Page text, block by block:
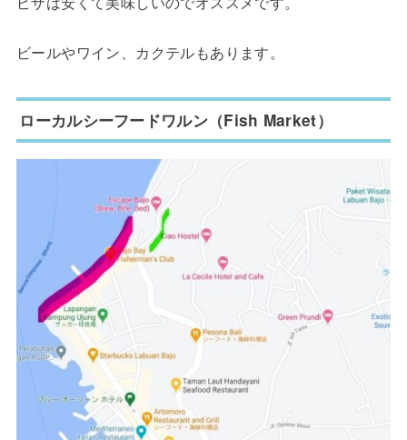
ビールやワイン、カクテルもあります。
ローカルシーフードワルン（Fish Market）